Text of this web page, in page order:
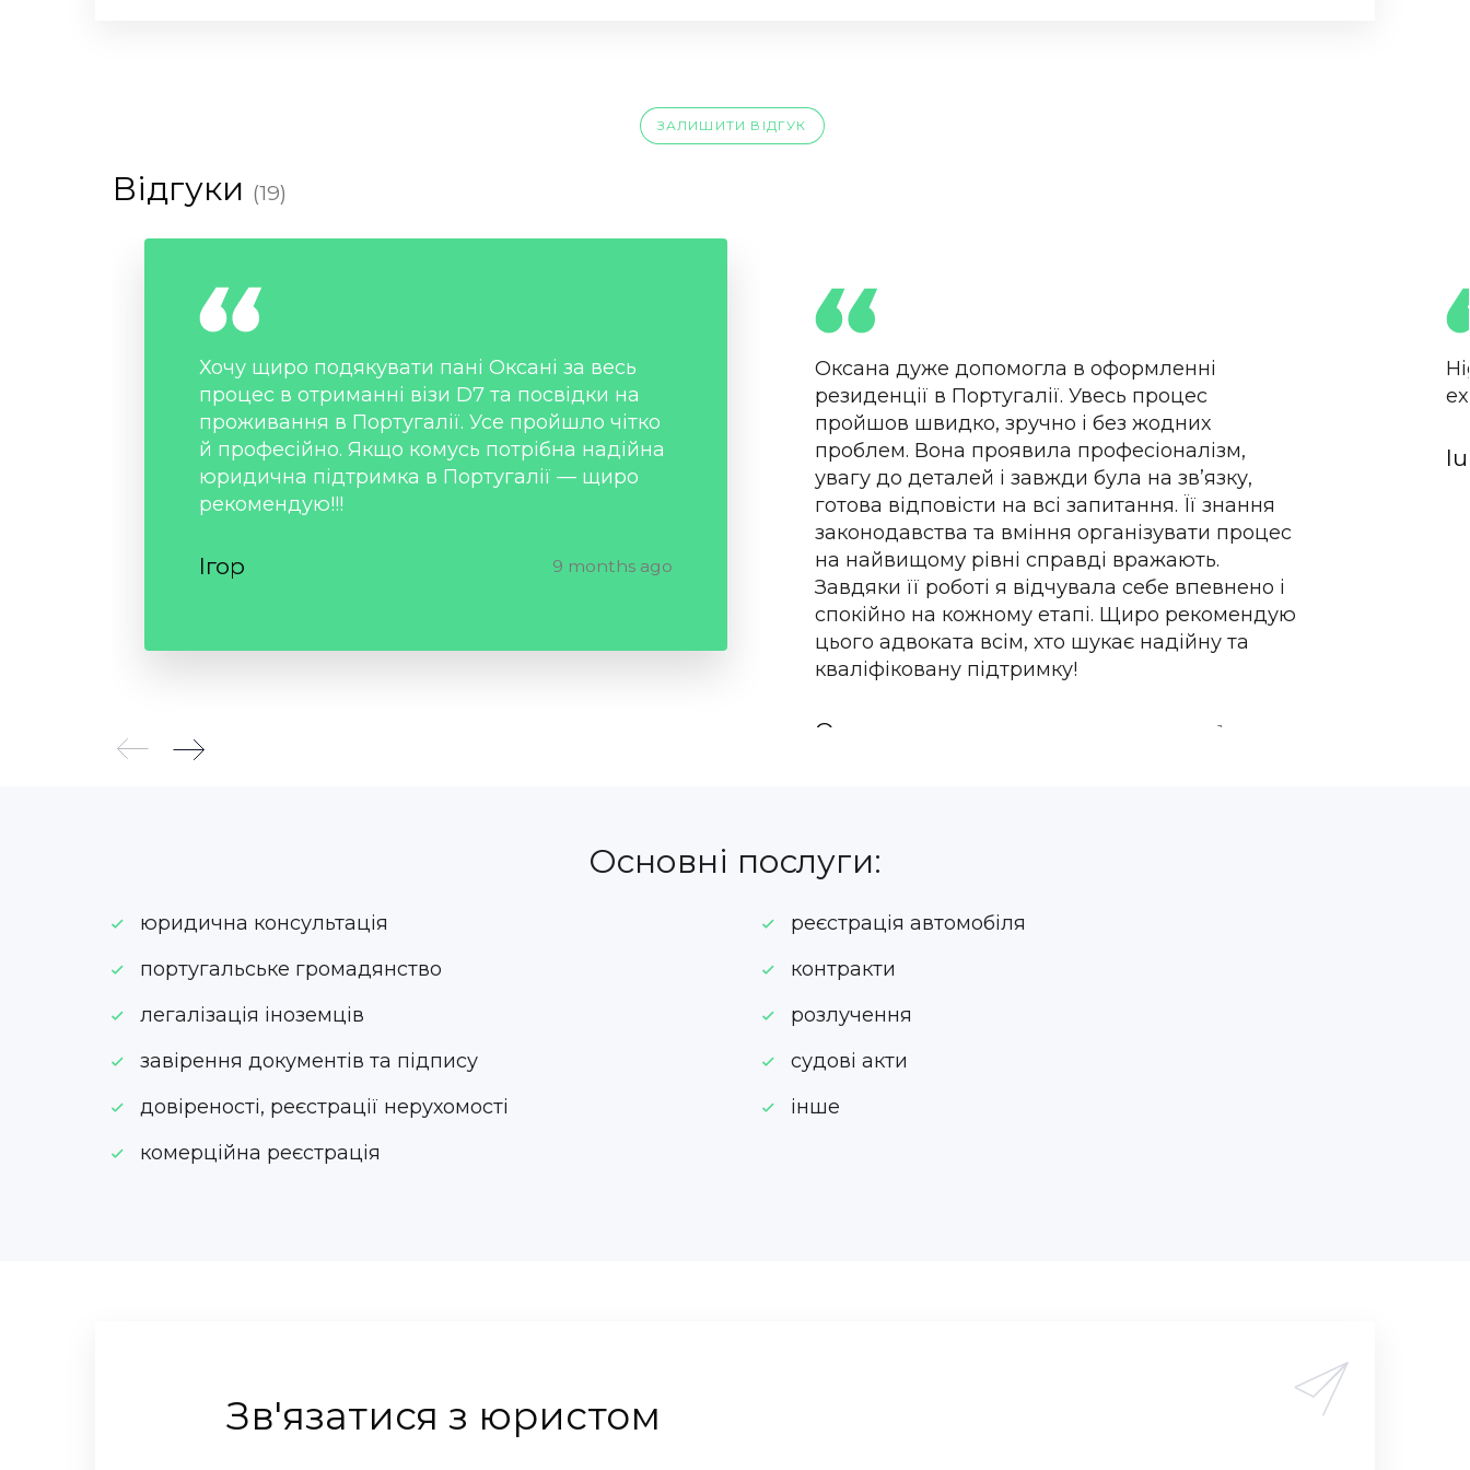
ЗАЛИШИТИ ВІДГУК
Відгуки (19)
Хочу щиро подякувати пані Оксані за весь
процес в отриманні візи D7 та посвідки на
проживання в Португалії. Усе пройшло чітко
й професійно. Якщо комусь потрібна надійна
юридична підтримка в Португалії — щиро
рекомендую!!!
Ігор 9 months ago
Оксана дуже допомогла в оформленні
резиденції в Португалії. Увесь процес
пройшов швидко, зручно і без жодних
проблем. Вона проявила професіоналізм,
увагу до деталей і завжди була на зв’язку,
готова відповісти на всі запитання. Її знання
законодавства та вміння організувати процес
на найвищому рівні справді вражають.
Завдяки її роботі я відчувала себе впевнено і
спокійно на кожному етапі. Щиро рекомендую
цього адвоката всім, хто шукає надійну та
кваліфіковану підтримку!
Олена 1 year ago
Основні послуги:
юридична консультація
португальське громадянство
легалізація іноземців
завірення документів та підпису
довіреності, реєстрації нерухомості
комерційна реєстрація
реєстрація автомобіля
контракти
розлучення
судові акти
інше
Зв'язатися з юристом